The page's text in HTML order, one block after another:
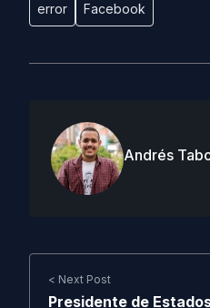
error Facebook
Andrés
< Next Post
Presidente de